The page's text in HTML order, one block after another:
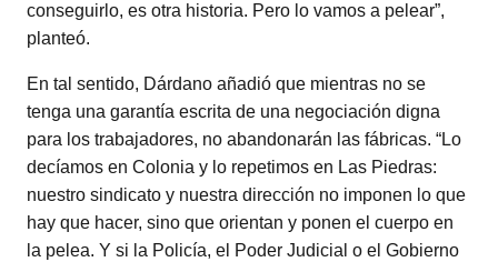
conseguirlo, es otra historia. Pero lo vamos a pelear”,
planteó.
En tal sentido, Dárdano añadió que mientras no se
tenga una garantía escrita de una negociación digna
para los trabajadores, no abandonarán las fábricas. “Lo
decíamos en Colonia y lo repetimos en Las Piedras:
nuestro sindicato y nuestra dirección no imponen lo que
hay que hacer, sino que orientan y ponen el cuerpo en
la pelea. Y si la Policía, el Poder Judicial o el Gobierno